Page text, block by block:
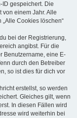
gespeichert. Die
einem Jahr. Alle
Cookies löschen“
bei der Registrierung,
angibst. Für die
Benutzername, eine E-
durch den Betreiber
so ist dies für dich vor
erstellst, so werden
Gleiches gilt, wenn
In diesen Fällen wird
wird weiterhin bei